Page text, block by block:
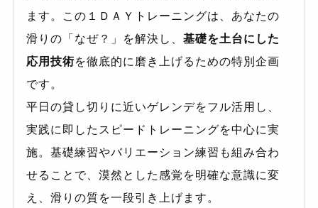
ます。この１ＤＡＹトレーニングは、あなたの
滑りの「なぜ？」を解決し、基礎を土台にした
応用技術を徹底的に磨き上げるための特別企画
です。
平日の貸し切りに近いゲレンデをフル活用し、
実践に即したスピードトレーニングを中心に実
施。基礎練習やバリエーション練習も組み合わ
せることで、漠然とした感覚を明確な意識に変
え、滑りの質を一段引き上げます。